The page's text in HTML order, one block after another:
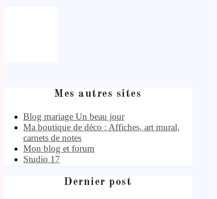
Mes autres sites
Blog mariage Un beau jour
Ma boutique de déco : Affiches, art mural,
carnets de notes
Mon blog et forum
Studio 17
Dernier post